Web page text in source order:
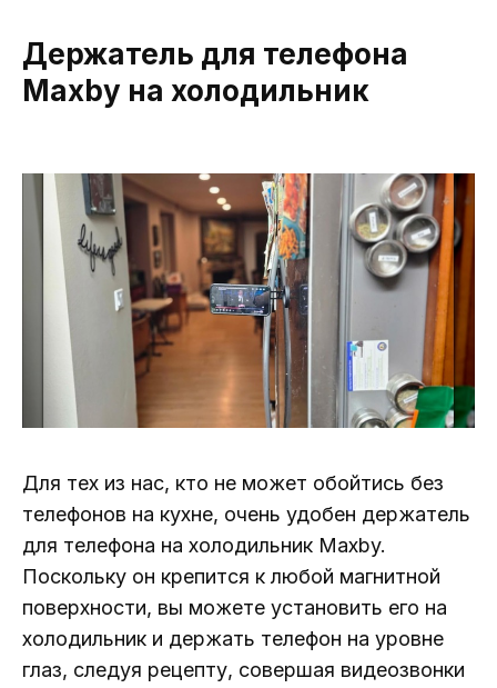
Держатель для телефона
Maxby на холодильник
Для тех из нас, кто не может обойтись без
телефонов на кухне, очень удобен держатель
для телефона на холодильник Maxby.
Поскольку он крепится к любой магнитной
поверхности, вы можете установить его на
холодильник и держать телефон на уровне
глаз, следуя рецепту, совершая видеозвонки